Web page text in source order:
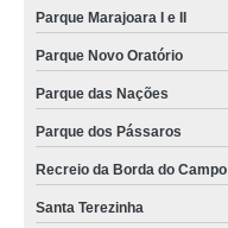
Parque Marajoara I e II
Parque Novo Oratório
Parque das Nações
Parque dos Pássaros
Recreio da Borda do Campo
Santa Terezinha